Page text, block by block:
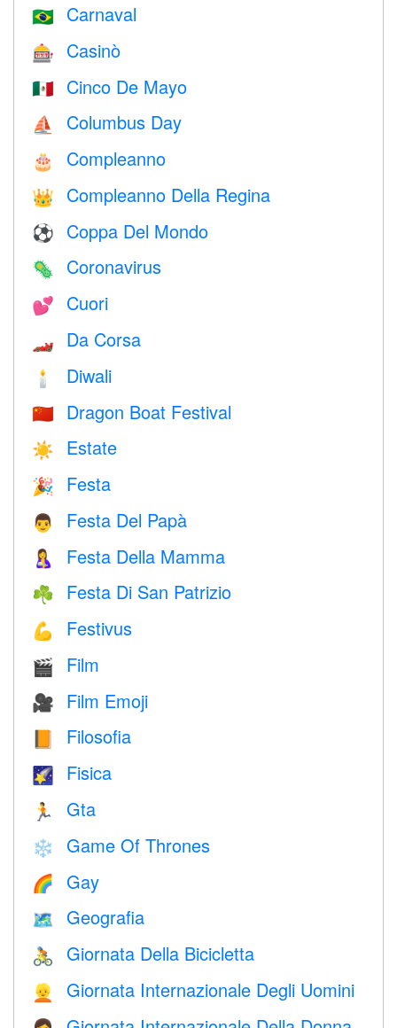
🇧🇷 Carnaval
🎰 Casinò
🇲🇽 Cinco De Mayo
⛵️ Columbus Day
🎂 Compleanno
👑 Compleanno Della Regina
⚽ Coppa Del Mondo
🦠 Coronavirus
💕 Cuori
🏎 Da Corsa
🕯 Diwali
🇨🇳 Dragon Boat Festival
☀️ Estate
🎉 Festa
👨 Festa Del Papà
🤱 Festa Della Mamma
☘️ Festa Di San Patrizio
💪 Festivus
🎬 Film
🎥 Film Emoji
📙 Filosofia
🌠 Fisica
🏃 Gta
❄️ Game Of Thrones
🌈 Gay
🗺 Geografia
🚴 Giornata Della Bicicletta
👱 Giornata Internazionale Degli Uomini